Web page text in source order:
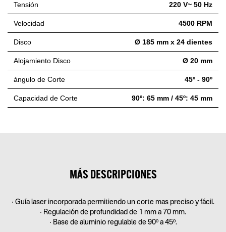
Tensión 220 V~ 50 Hz
Velocidad 4500 RPM
Disco Ø 185 mm x 24 dientes
Alojamiento Disco Ø 20 mm
ángulo de Corte 45º - 90º
Capacidad de Corte 90º: 65 mm / 45º: 45 mm
MÁS DESCRIPCIONES
• Guía laser incorporada permitiendo un corte mas preciso y fácil.
• Regulación de profundidad de 1 mm a 70 mm.
• Base de aluminio regulable de 90º a 45º.